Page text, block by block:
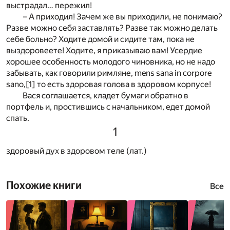
выстрадал… пережил!
– А приходил! Зачем же вы приходили, не понимаю?
Разве можно себя заставлять? Разве так можно делать
себе больно? Ходите домой и сидите там, пока не
выздоровеете! Ходите, я приказываю вам! Усердие
хорошее особенность молодого чиновника, но не надо
забывать, как говорили римляне, mens sana in corpore
sano, [1] то есть здоровая голова в здоровом корпусе!
Вася соглашается, кладет бумаги обратно в
портфель и, простившись с начальником, едет домой
спать.
1
здоровый дух в здоровом теле (лат.)
Похожие книги Все